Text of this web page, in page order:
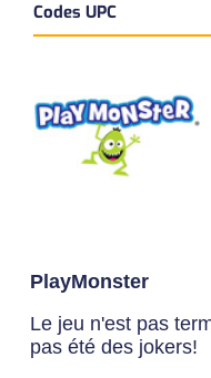
Version bilingue
Largeur:
Hauteur:
Codes UPC
093514040112
UPC Master
10093514040119
PlayMonster
Le jeu n'est pas
pas été des jokers!